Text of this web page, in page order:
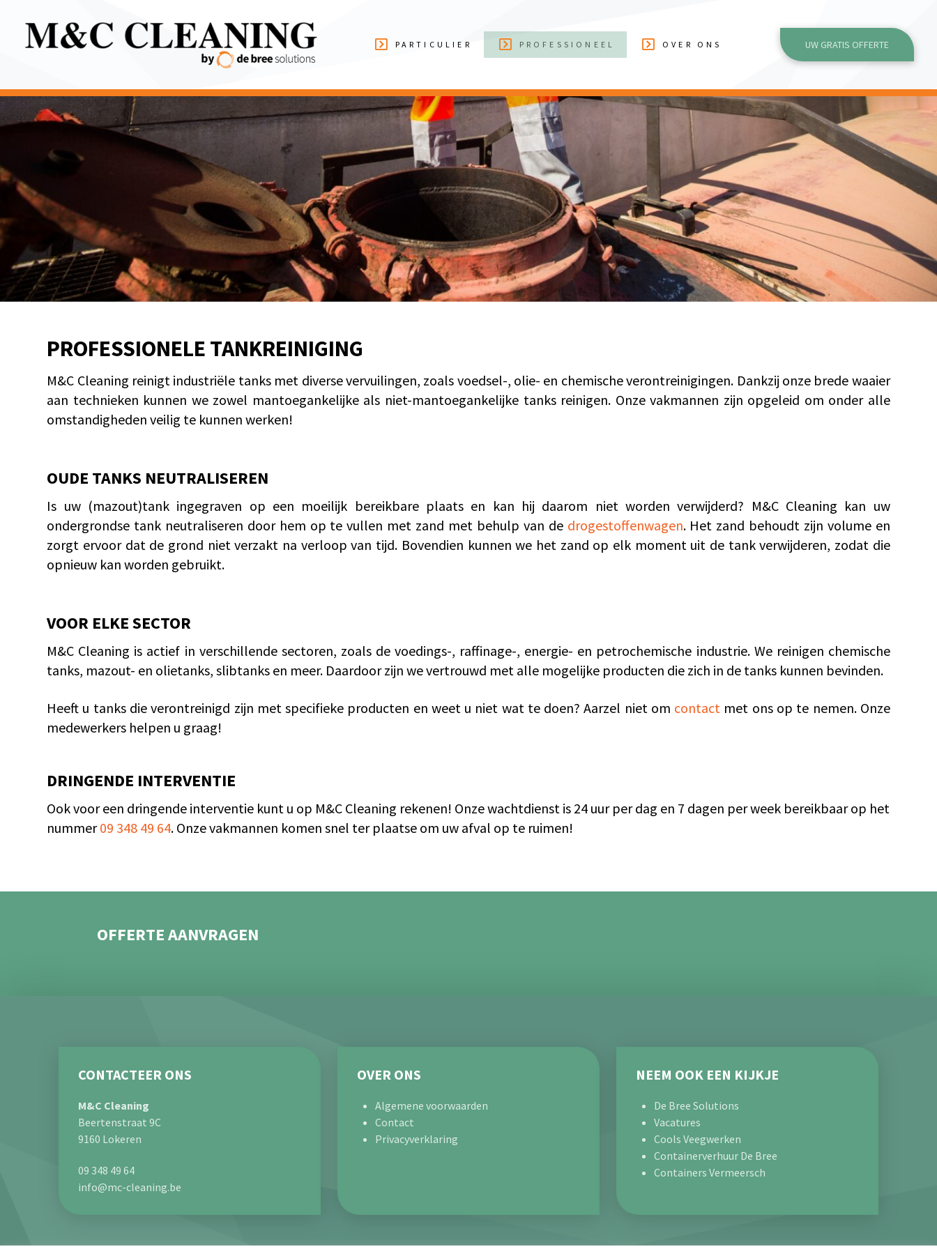
PARTICULIER PROFESSIONEEL OVER ONS UW GRATIS OFFERTE
PROFESSIONELE TANKREINIGING
M&C Cleaning reinigt industriële tanks met diverse vervuilingen, zoals voedsel-, olie- en chemische verontreinigingen. Dankzij onze brede waaier
aan technieken kunnen we zowel mantoegankelijke als niet-mantoegankelijke tanks reinigen. Onze vakmannen zijn opgeleid om onder alle
omstandigheden veilig te kunnen werken!
OUDE TANKS NEUTRALISEREN
Is uw (mazout)tank ingegraven op een moeilijk bereikbare plaats en kan hij daarom niet worden verwijderd? M&C Cleaning kan uw
ondergrondse tank neutraliseren door hem op te vullen met zand met behulp van de drogestoffenwagen. Het zand behoudt zijn volume en
zorgt ervoor dat de grond niet verzakt na verloop van tijd. Bovendien kunnen we het zand op elk moment uit de tank verwijderen, zodat die
opnieuw kan worden gebruikt.
VOOR ELKE SECTOR
M&C Cleaning is actief in verschillende sectoren, zoals de voedings-, raffinage-, energie- en petrochemische industrie. We reinigen chemische
tanks, mazout- en olietanks, slibtanks en meer. Daardoor zijn we vertrouwd met alle mogelijke producten die zich in de tanks kunnen bevinden.
Heeft u tanks die verontreinigd zijn met specifieke producten en weet u niet wat te doen? Aarzel niet om contact met ons op te nemen. Onze
medewerkers helpen u graag!
DRINGENDE INTERVENTIE
Ook voor een dringende interventie kunt u op M&C Cleaning rekenen! Onze wachtdienst is 24 uur per dag en 7 dagen per week bereikbaar op het
nummer09 348 49 64. Onze vakmannen komen snel ter plaatse om uw afval op te ruimen!
OFFERTE AANVRAGEN
CONTACTEER ONS
M&C Cleaning
Beertenstraat 9C
9160 Lokeren
09 348 49 64
info@mc-cleaning.be
OVER ONS
Algemene voorwaarden
Contact
Privacyverklaring
NEEM OOK EEN KIJKJE
De Bree Solutions
Vacatures
Cools Veegwerken
Containerverhuur De Bree
Containers Vermeersch